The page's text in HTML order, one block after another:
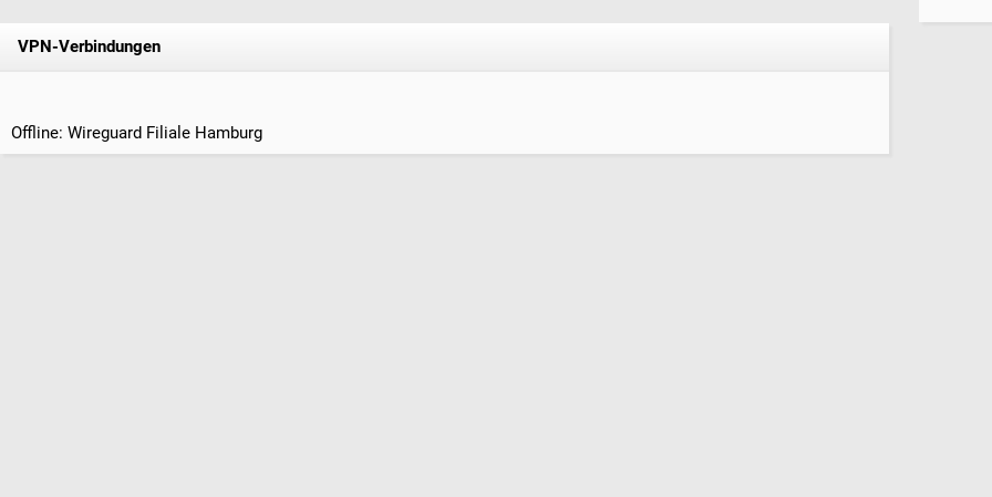
VPN-Verbindungen
Offline: Wireguard Filiale Hamburg